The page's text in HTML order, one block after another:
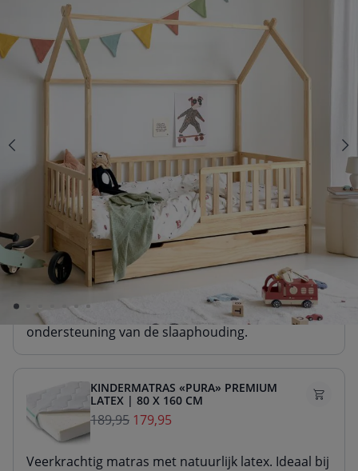
CM | NATUREL
229,95
KLIK EN BESTEL
Inclusief lade
Kies een matras met 10 € korting
KINDERMATRAS «NOVA» PREMIUM
SCHUIM | 80 X 160 CM
129,95 119,95
Stevig matras van duurzaam schuim. Voor goede
ondersteuning van de slaaphouding.
KINDERMATRAS «PURA» PREMIUM
LATEX | 80 X 160 CM
189,95 179,95
Veerkrachtig matras met natuurlijk latex. Ideaal bij